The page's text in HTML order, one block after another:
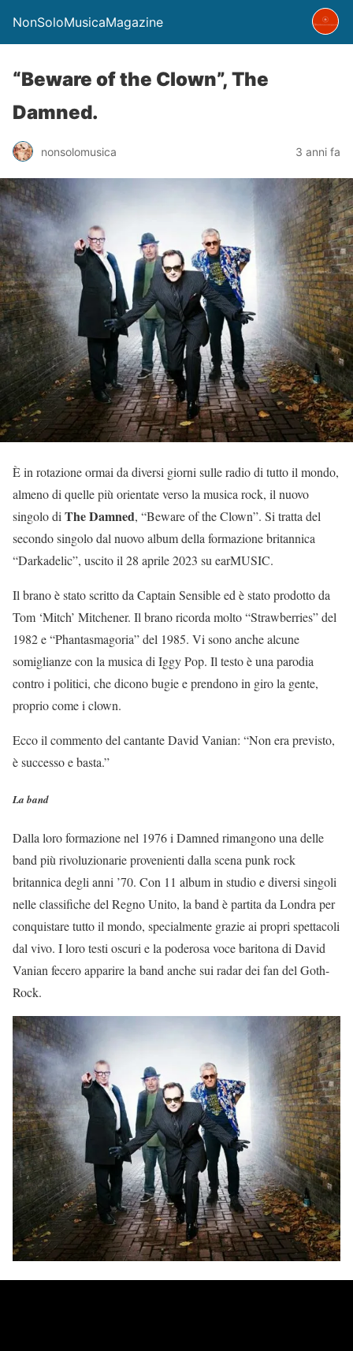
NonSoloMusicaMagazine
“Beware of the Clown”, The
Damned.
nonsolomusica 3 anni fa
È in rotazione ormai da diversi giorni sulle radio di tutto il mondo,
almeno di quelle più orientate verso la musica rock, il nuovo
singolo diThe Damned, “Beware of the Clown”. Si tratta del
secondo singolo dal nuovo album della formazione britannica
“Darkadelic”, uscito il 28 aprile 2023 su earMUSIC.
Il brano è stato scritto da Captain Sensible ed è stato prodotto da
Tom ‘Mitch’ Mitchener. Il brano ricorda molto “Strawberries” del
1982 e “Phantasmagoria” del 1985. Vi sono anche alcune
somiglianze con la musica di Iggy Pop. Il testo è una parodia
contro i politici, che dicono bugie e prendono in giro la gente,
proprio come i clown.
Ecco il commento del cantante David Vanian: “Non era previsto,
è successo e basta.”
La band
Dalla loro formazione nel 1976 i Damned rimangono una delle
band più rivoluzionarie provenienti dalla scena punk rock
britannica degli anni ’70. Con 11 album in studio e diversi singoli
nelle classifiche del Regno Unito, la band è partita da Londra per
conquistare tutto il mondo, specialmente grazie ai propri spettacoli
dal vivo. I loro testi oscuri e la poderosa voce baritona di David
Vanian fecero apparire la band anche sui radar dei fan del Goth-
Rock.